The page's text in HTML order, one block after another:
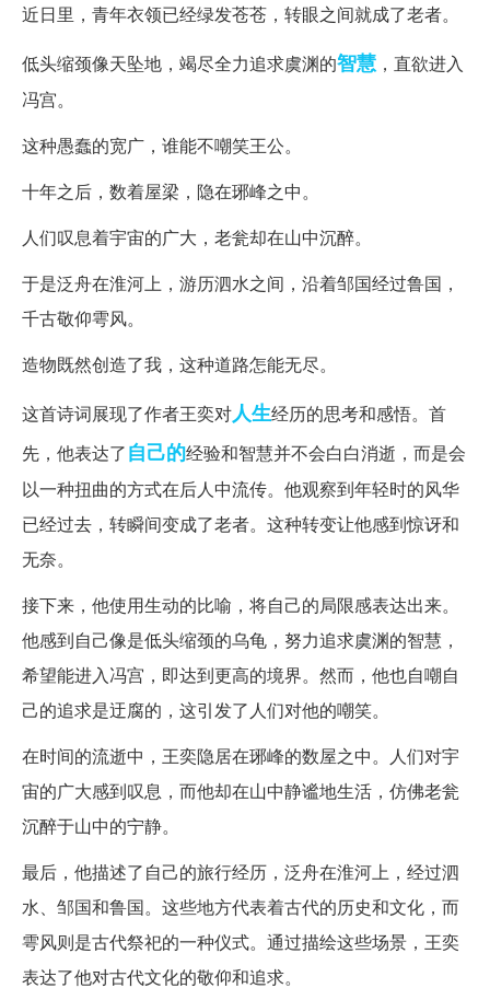
近日里，青年衣领已经绿发苍苍，转眼之间就成了老者。
低头缩颈像天坠地，竭尽全力追求虞渊的智慧 ，直欲进入
冯宫。
这种愚蠢的宽广，谁能不嘲笑王公。
十年之后，数着屋梁，隐在琊峰之中。
人们叹息着宇宙的广大，老瓮却在山中沉醉。
于是泛舟在淮河上，游历泗水之间，沿着邹国经过鲁国，
千古敬仰雩风。
造物既然创造了我，这种道路怎能无尽。
这首诗词展现了作者王奕对人生经历的思考和感悟。首
先，他表达了自己的经验和智慧并不会白白消逝，而是会
以一种扭曲的方式在后人中流传。他观察到年轻时的风华
已经过去，转瞬间变成了老者。这种转变让他感到惊讶和
无奈。
接下来，他使用生动的比喻，将自己的局限感表达出来。
他感到自己像是低头缩颈的乌龟，努力追求虞渊的智慧，
希望能进入冯宫，即达到更高的境界。然而，他也自嘲自
己的追求是迂腐的，这引发了人们对他的嘲笑。
在时间的流逝中，王奕隐居在琊峰的数屋之中。人们对宇
宙的广大感到叹息，而他却在山中静谧地生活，仿佛老瓮
沉醉于山中的宁静。
最后，他描述了自己的旅行经历，泛舟在淮河上，经过泗
水、邹国和鲁国。这些地方代表着古代的历史和文化，而
雩风则是古代祭祀的一种仪式。通过描绘这些场景，王奕
表达了他对古代文化的敬仰和追求。